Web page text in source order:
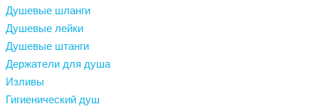
Душевые шланги
Душевые лейки
Душевые штанги
Держатели для душа
Изливы
Гигиенический душ